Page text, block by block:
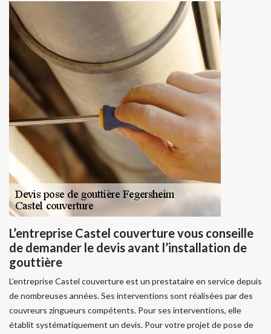
L’entreprise Castel couverture vous conseille
de demander le devis avant l’installation de
gouttière
L’entreprise Castel couverture est un prestataire en service depuis
de nombreuses années. Ses interventions sont réalisées par des
couvreurs zingueurs compétents. Pour ses interventions, elle
établit systématiquement un devis. Pour votre projet de pose de